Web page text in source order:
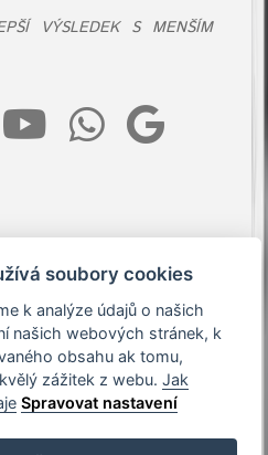
VÝSLEDEK S MENŠÍM
soubory cookies
k analýze údajů o našich
našich webových stránek, k
obsahu ak tomu,
zážitek z webu.Jak
Spravovat nastavení